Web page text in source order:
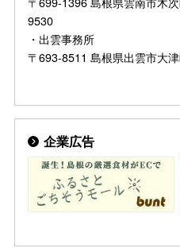
9530
・出雲事務所
〒693-8511 島根県出雲市大
企業広告